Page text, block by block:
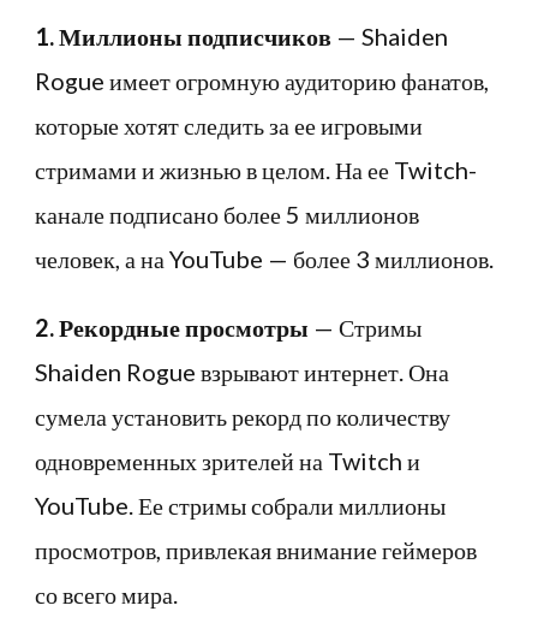
1. Миллионы подписчиков — Shaiden
Rogue имеет огромную аудиторию фанатов,
которые хотят следить за ее игровыми
стримами и жизнью в целом. На ее Twitch-
канале подписано более 5 миллионов
человек, а на YouTube — более 3 миллионов.
2. Рекордные просмотры — Стримы
Shaiden Rogue взрывают интернет. Она
сумела установить рекорд по количеству
одновременных зрителей на Twitch и
YouTube. Ее стримы собрали миллионы
просмотров, привлекая внимание геймеров
со всего мира.